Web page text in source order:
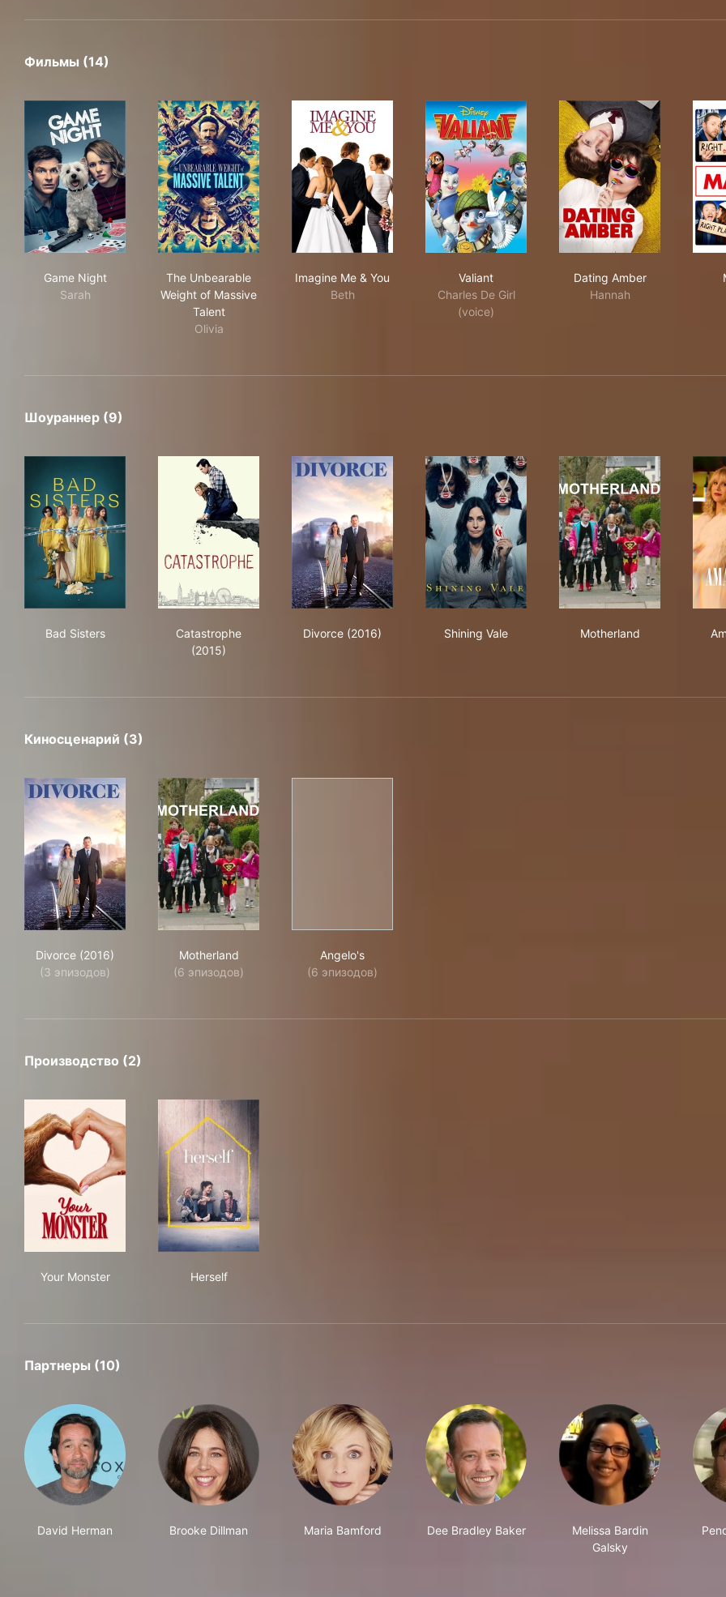
Фильмы (14)
Game Night
Sarah
The Unbearable
Weight of Massive
Talent
Olivia
Imagine Me & You
Beth
Valiant
Charles De Girl
(voice)
Dating Amber
Hannah
Шоураннер (9)
Bad Sisters
Catastrophe
(2015)
Divorce (2016)
Shining Vale
Motherland
Киносценарий (3)
Divorce (2016)
(3 эпизодов)
Motherland
(6 эпизодов)
Angelo's
(6 эпизодов)
Производство (2)
Your Monster
Herself
Партнеры (10)
David Herman Brooke Dillman Maria Bamford Dee Bradley Baker
Melissa Bardin
Galsky